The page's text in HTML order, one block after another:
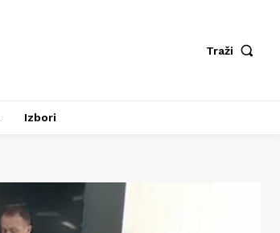
Traži
Izbori